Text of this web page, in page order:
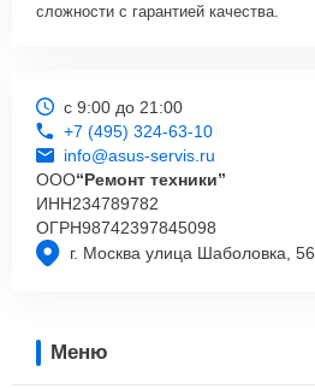
сложности с гарантией качества.
г. Москва улица Шаболовка, 56
с 9:00 до 21:00
+7 (495) 324-63-10
info@asus-servis.ru
ООО“Ремонт техники”
ИНН234789782
ОГРН98742397845098
Меню